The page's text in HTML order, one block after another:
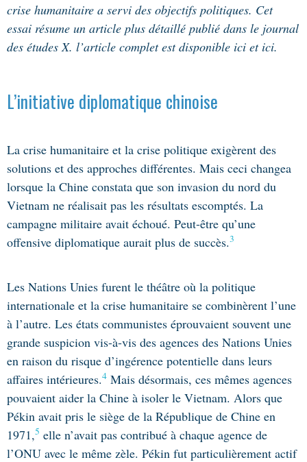
crise humanitaire a servi des objectifs politiques. Cet
essai résume un article plus détaillé publié dans le journal
des études X. l’article complet est disponible ici et ici.
L’initiative diplomatique chinoise
La crise humanitaire et la crise politique exigèrent des
solutions et des approches différentes. Mais ceci changea
lorsque la Chine constata que son invasion du nord du
Vietnam ne réalisait pas les résultats escomptés. La
campagne militaire avait échoué. Peut-être qu’une
offensive diplomatique aurait plus de succès.3
Les Nations Unies furent le théâtre où la politique
internationale et la crise humanitaire se combinèrent l’une
à l’autre. Les états communistes éprouvaient souvent une
grande suspicion vis-à-vis des agences des Nations Unies
en raison du risque d’ingérence potentielle dans leurs
affaires intérieures.4 Mais désormais, ces mêmes agences
pouvaient aider la Chine à isoler le Vietnam. Alors que
Pékin avait pris le siège de la République de Chine en
1971,5 elle n’avait pas contribué à chaque agence de
l’ONU avec le même zèle. Pékin fut particulièrement actif